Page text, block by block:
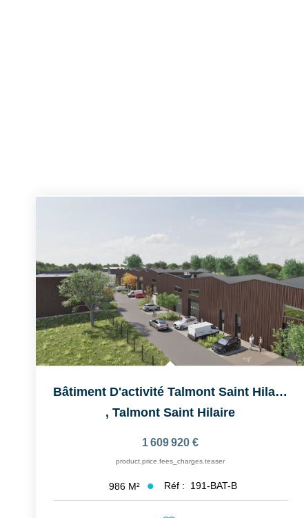
Bâtiment D'activité Talmont Saint Hilaire 986 M2
,Talmont Saint Hilaire
1 609 920 €
product.price.fees_charges.teaser
986 M² Réf : 191-BAT-B